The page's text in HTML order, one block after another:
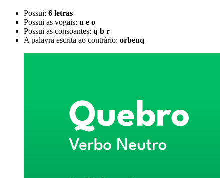
Possui: 6 letras
Possui as vogais: u e o
Possui as consoantes: q b r
A palavra escrita ao contrário: orbeuq